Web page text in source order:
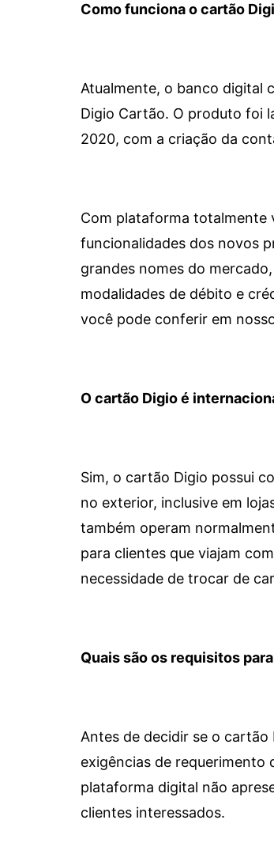
Como funciona o cartão
Atualmente, o banco digital
Digio Cartão. O produto foi
2020, com a criação da
Com plataforma totalmente
funcionalidades dos novos
grandes nomes do
modalidades de débito e
você pode conferir em
O cartão Digio é
Sim, o cartão Digio possui
no exterior, inclusive em
também operam
para clientes que viajam
necessidade de trocar de
Quais são os requisitos
Antes de decidir se o
exigências de requerimento
plataforma digital não
clientes interessados.